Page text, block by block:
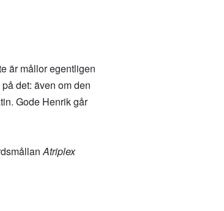
är mållor egentligen
det: även om den
Gode Henrik går
Atriplex